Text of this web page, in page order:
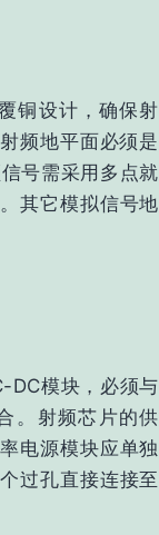
铜‌设计，确保射
频地平面必须是
号需采用‌多点就
其它模拟信号地
DC模块，必须与
。射频芯片的供
电源模块应单独
过孔直接连接至